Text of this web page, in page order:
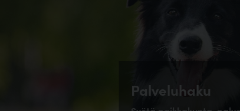
Palveluhaku